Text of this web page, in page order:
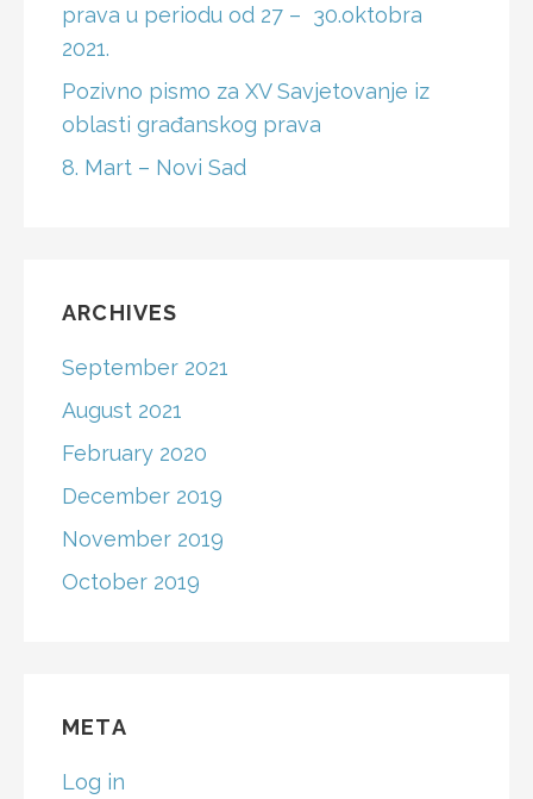
prava u periodu od 27 – 30.oktobra
2021.
Pozivno pismo za XV Savjetovanje iz
oblasti građanskog prava
8. Mart – Novi Sad
ARCHIVES
September 2021
August 2021
February 2020
December 2019
November 2019
October 2019
META
Log in